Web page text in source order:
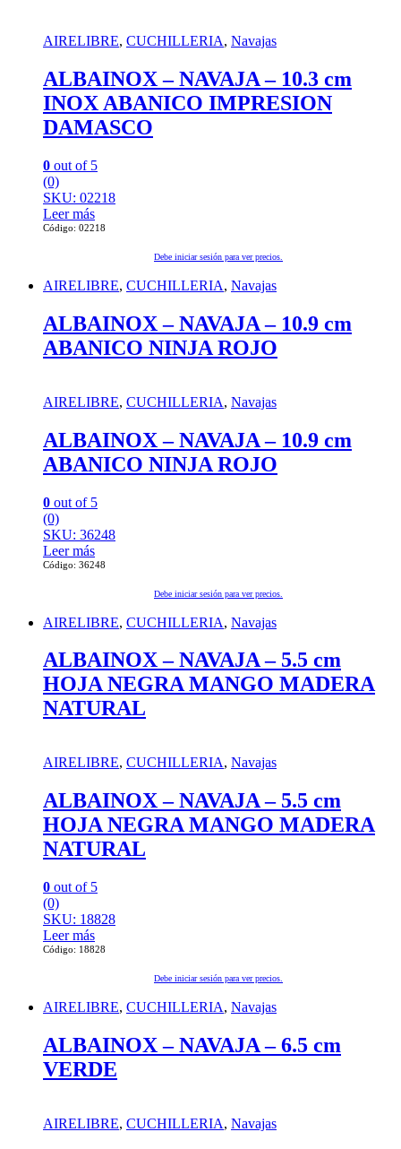
AIRELIBRE, CUCHILLERIA, Navajas
ALBAINOX – NAVAJA – 10.3 cm
INOX ABANICO IMPRESION
DAMASCO
0 out of 5
(0)
SKU: 02218
Leer más
Código: 02218
Debe iniciar sesión para ver precios.
AIRELIBRE, CUCHILLERIA, Navajas
ALBAINOX – NAVAJA – 10.9 cm
ABANICO NINJA ROJO
AIRELIBRE, CUCHILLERIA, Navajas
ALBAINOX – NAVAJA – 10.9 cm
ABANICO NINJA ROJO
0 out of 5
(0)
SKU: 36248
Leer más
Código: 36248
Debe iniciar sesión para ver precios.
AIRELIBRE, CUCHILLERIA, Navajas
ALBAINOX – NAVAJA – 5.5 cm
HOJA NEGRA MANGO MADERA
NATURAL
AIRELIBRE, CUCHILLERIA, Navajas
ALBAINOX – NAVAJA – 5.5 cm
HOJA NEGRA MANGO MADERA
NATURAL
0 out of 5
(0)
SKU: 18828
Leer más
Código: 18828
Debe iniciar sesión para ver precios.
AIRELIBRE, CUCHILLERIA, Navajas
ALBAINOX – NAVAJA – 6.5 cm
VERDE
AIRELIBRE, CUCHILLERIA, Navajas